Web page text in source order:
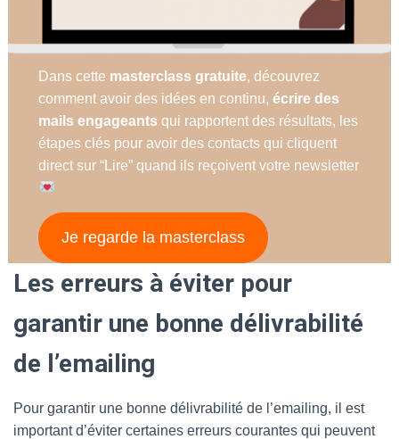
Dans cette masterclass gratuite, découvrez
comment avoir des idées en continu,écrire des
mails engageants qui rapportent des résultats, les
étapes clés pour avoir des contacts qui cliquent
direct sur “Lire” quand ils reçoivent votre newsletter
Je regarde la masterclass
Les erreurs à éviter pour
garantir une bonne délivrabilité
de l’emailing
Pour garantir une bonne délivrabilité de l’emailing, il est
important d’éviter certaines erreurs courantes qui peuvent